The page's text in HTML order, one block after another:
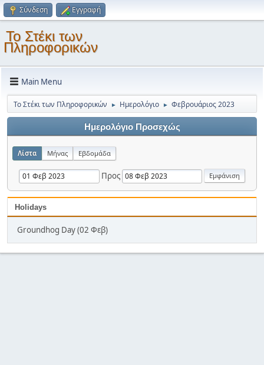
Σύνδεση Εγγραφή
Το Στέκι των
Πληροφορικών
Main Menu
Το Στέκι των Πληροφορικών ► Ημερολόγιο ► Φεβρουάριος 2023
Ημερολόγιο Προσεχώς
Λίστα Μήνας Εβδομάδα
Προς
Holidays
Groundhog Day (02 Φεβ)